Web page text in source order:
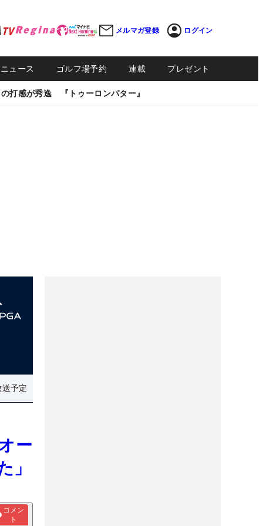
メルマガ登録 ログイン
ュース ゴルフ場予約 連載 プレゼント
打感が秀逸 『トゥーロンパター』
予定
ー
」
コメン
ト